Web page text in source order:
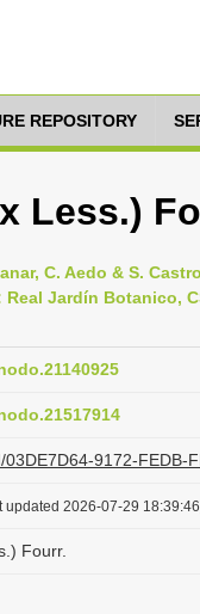
REPOSITORY
Less.)
C. Aedo & S.
Jardín Botanico,
9172-FEDB-
updated 2026-07-29
Fourr.